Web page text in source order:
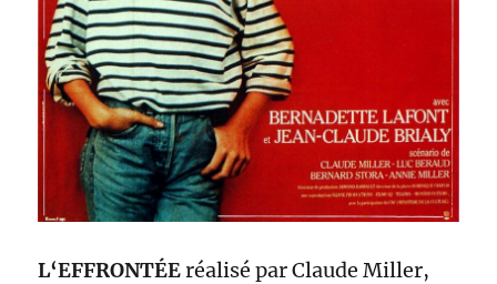
L‘EFFRONTÉEréalisé parClaude Miller,